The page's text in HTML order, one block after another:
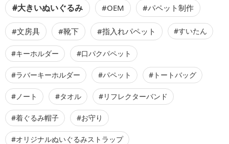
#大きいぬいぐるみ #OEM #パペット制作
#文房具 #靴下 #指入れパペット #すいたん
#キーホルダー #口パクパペット
#ラバーキーホルダー #パペット #トートバッグ
#ノート #タオル #リフレクターバンド
#着ぐるみ帽子 #お守り
#オリジナルぬいぐるみストラップ